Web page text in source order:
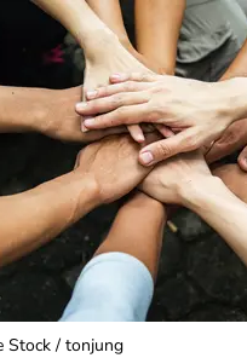
Stock / tonjung